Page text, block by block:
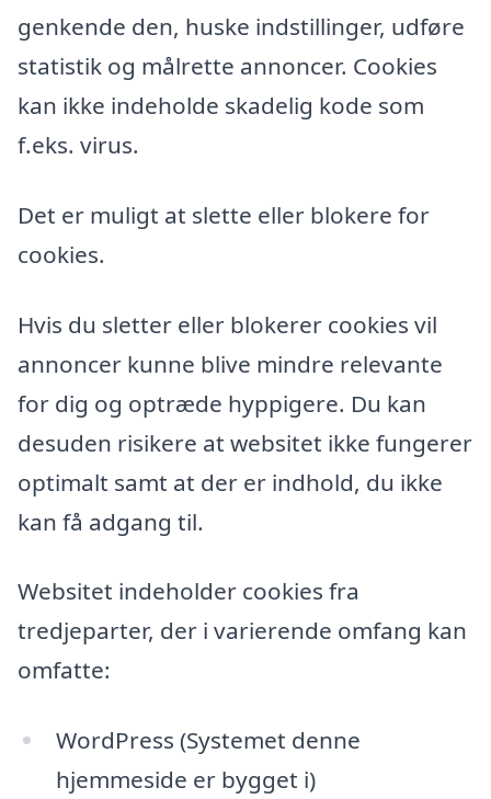
genkende den, huske indstillinger, udføre
statistik og målrette annoncer. Cookies
kan ikke indeholde skadelig kode som
f.eks. virus.
Det er muligt at slette eller blokere for
cookies.
Hvis du sletter eller blokerer cookies vil
annoncer kunne blive mindre relevante
for dig og optræde hyppigere. Du kan
desuden risikere at websitet ikke fungerer
optimalt samt at der er indhold, du ikke
kan få adgang til.
Websitet indeholder cookies fra
tredjeparter, der i varierende omfang kan
omfatte:
WordPress (Systemet denne
hjemmeside er bygget i)